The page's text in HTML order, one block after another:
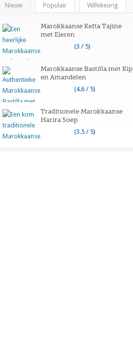
Nieuw Populair Willekeurig
Marokkaanse Kefta Tajine
met Eieren
(3 / 5)
Marokkaanse Bastilla met Kip
en Amandelen
(4.6 / 5)
Traditionele Marokkaanse
Harira Soep
(3.5 / 5)